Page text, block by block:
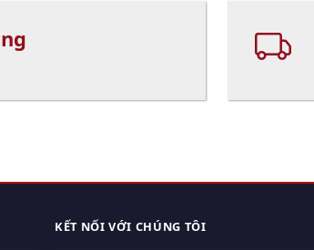
KẾT NỐI VỚI CHÚNG TÔI